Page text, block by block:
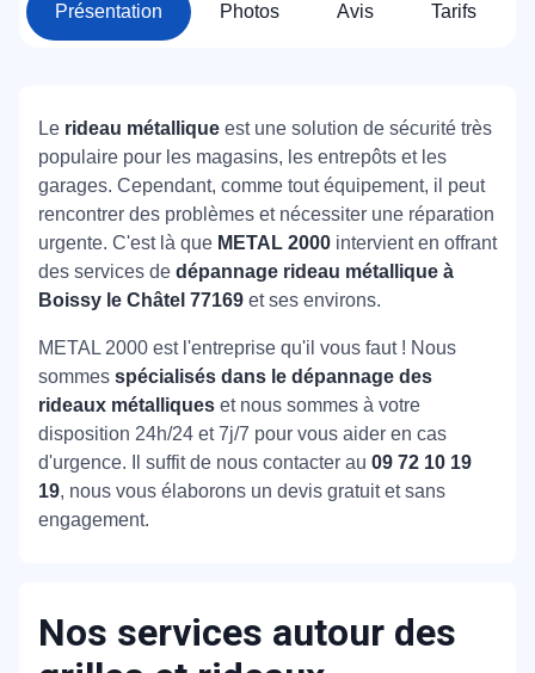
Présentation Photos Avis Tarifs
Le rideau métallique est une solution de sécurité très
populaire pour les magasins, les entrepôts et les
garages. Cependant, comme tout équipement, il peut
rencontrer des problèmes et nécessiter une réparation
urgente. C'est là que METAL 2000 intervient en offrant
des services de dépannage rideau métallique à
Boissy le Châtel 77169 et ses environs.
METAL 2000 est l'entreprise qu'il vous faut ! Nous
sommes spécialisés dans le dépannage des
rideaux métalliques et nous sommes à votre
disposition 24h/24 et 7j/7 pour vous aider en cas
d'urgence. Il suffit de nous contacter au 09 72 10 19
19, nous vous élaborons un devis gratuit et sans
engagement.
Nos services autour des